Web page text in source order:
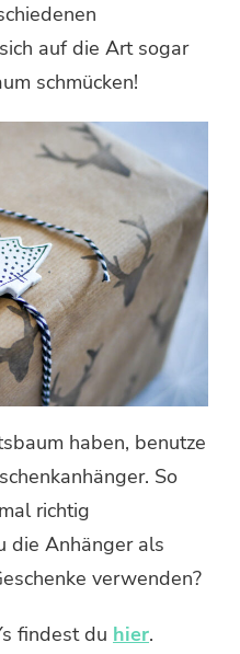
auf die Art sogar
schmücken!
haben, benutze
So
richtig
die Anhänger als
verwenden?
findest du hier.